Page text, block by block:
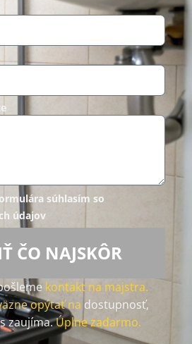
súhlasím so
údajov
ČO NAJSKÔR
kontakt na majstra.
opýtať na dostupnosť,
zaujíma.Úplne zadarmo.